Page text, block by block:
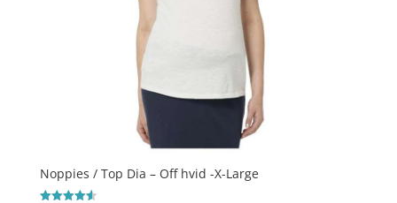
Noppies / Top Dia – Off hvid -X-Large